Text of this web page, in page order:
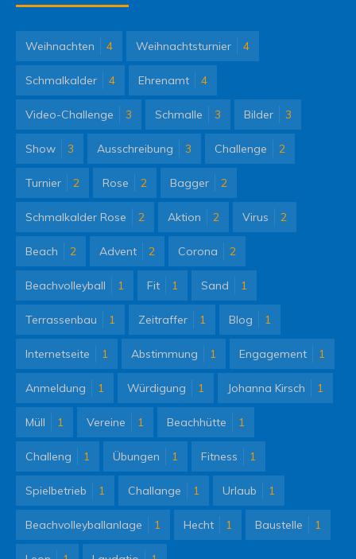
Weihnachten 4 Weihnachtsturnier 4
Schmalkalder 4 Ehrenamt 4
Video-Challenge 3 Schmalle 3 Bilder 3
Show 3 Ausschreibung 3 Challenge 2
Turnier 2 Rose 2 Bagger 2
Schmalkalder Rose 2 Aktion 2 Virus 2
Beach 2 Advent 2 Corona 2
Beachvolleyball 1 Fit 1 Sand 1
Terrassenbau 1 Zeitraffer 1 Blog 1
Internetseite 1 Abstimmung 1 Engagement 1
Anmeldung 1 Würdigung 1 Johanna Kirsch 1
Müll 1 Vereine 1 Beachhütte 1
Challeng 1 Übungen 1 Fitness 1
Spielbetrieb 1 Challange 1 Urlaub 1
Beachvolleyballanlage 1 Hecht 1 Baustelle 1